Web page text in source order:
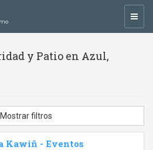
y Patio en Azul,
filtros
Kawiñ - Eventos